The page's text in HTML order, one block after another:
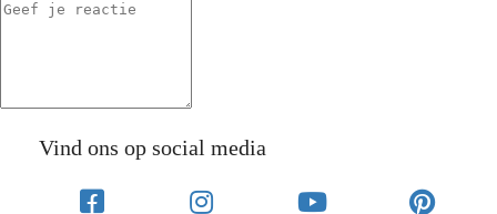
Vind ons op social media